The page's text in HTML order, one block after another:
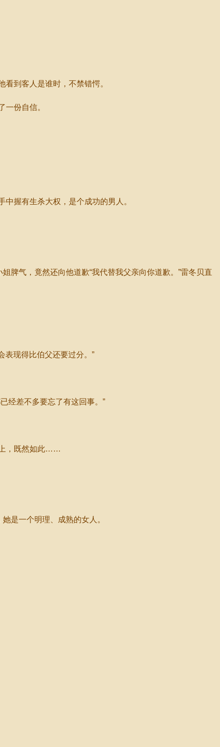
到客人是谁时，不禁错愕。
份自信。
握有生杀大权，是个成功的男人。
气，竟然还向他道歉“我代替我父亲向你道歉。”雷冬贝直
现得比伯父还要过分。”
差不多要忘了有这回事。”
，既然如此……
是一个明理、成熟的女人。